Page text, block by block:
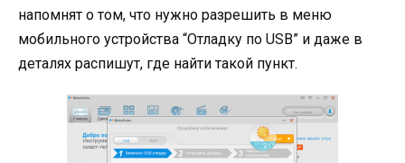
напомнят о том, что нужно разрешить в меню
мобильного устройства “Отладку по USB” и даже в
деталях распишут, где найти такой пункт.